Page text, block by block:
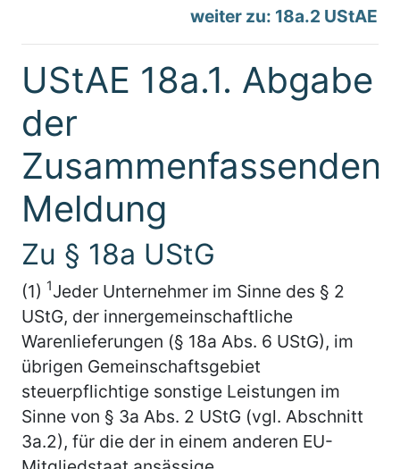
weiter zu: 18a.2 UStAE
UStAE 18a.1. Abgabe
der
Zusammenfassenden
Meldung
Zu § 18a UStG
(1) 1Jeder Unternehmer im Sinne des § 2
UStG, der innergemeinschaftliche
Warenlieferungen (§ 18a Abs. 6 UStG), im
übrigen Gemeinschaftsgebiet
steuerpflichtige sonstige Leistungen im
Sinne von § 3a Abs. 2 UStG (vgl. Abschnitt
3a.2), für die der in einem anderen EU-